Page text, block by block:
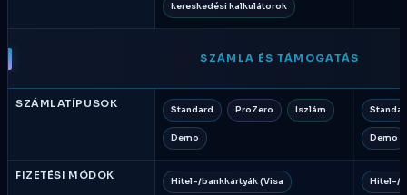
kereskedési kalkulátorok
SZÁMLA ÉS TÁMOGATÁS
SZÁMLATÍPUSOK Standard ProZero Iszlám
Demo Demo
FIZETÉSI MÓDOK Hitel-/bankkártyák (Visa Hitel-/